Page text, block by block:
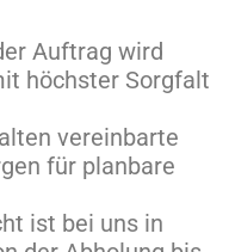
Auftrag wird
höchster Sorgfalt
vereinbarte
für planbare
ist bei uns in